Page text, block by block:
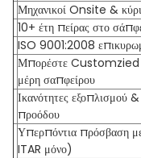
Μηχανικοί Onsite &
10+ έτη πείρας στο
ISO 9001:2008
Μπορέστε Customzied
μέρη σαπφείρου
Ικανότητες εξοπλισμού
προόδου
Υπερπόντια πρόσβαση
ITAR μόνο)